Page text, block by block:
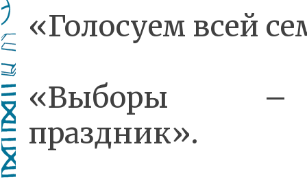
«Голосуем всей
«Выборы
праздник».